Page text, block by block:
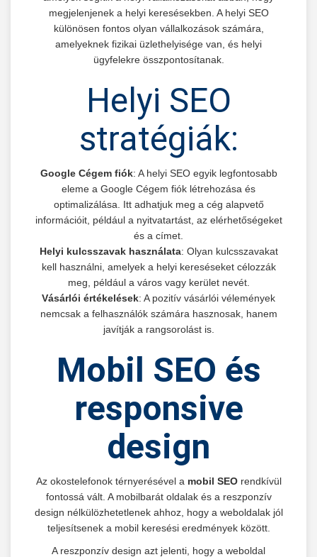
megjelenjenek a helyi keresésekben. A helyi SEO
különösen fontos olyan vállalkozások számára,
amelyeknek fizikai üzlethelyisége van, és helyi
ügyfelekre összpontosítanak.
Helyi SEO
stratégiák:
Google Cégem fiók: A helyi SEO egyik legfontosabb
eleme a Google Cégem fiók létrehozása és
optimalizálása. Itt adhatjuk meg a cég alapvető
információit, például a nyitvatartást, az elérhetőségeket
és a címet.
Helyi kulcsszavak használata: Olyan kulcsszavakat
kell használni, amelyek a helyi kereséseket célozzák
meg, például a város vagy kerület nevét.
Vásárlói értékelések: A pozitív vásárlói vélemények
nemcsak a felhasználók számára hasznosak, hanem
javítják a rangsorolást is.
Mobil SEO és
responsive
design
Az okostelefonok térnyerésével a mobil SEOrendkívül
fontossá vált. A mobilbarát oldalak és a reszponzív
design nélkülözhetetlenek ahhoz, hogy a weboldalak jól
teljesítsenek a mobil keresési eredmények között.
A reszponzív design azt jelenti, hogy a weboldal